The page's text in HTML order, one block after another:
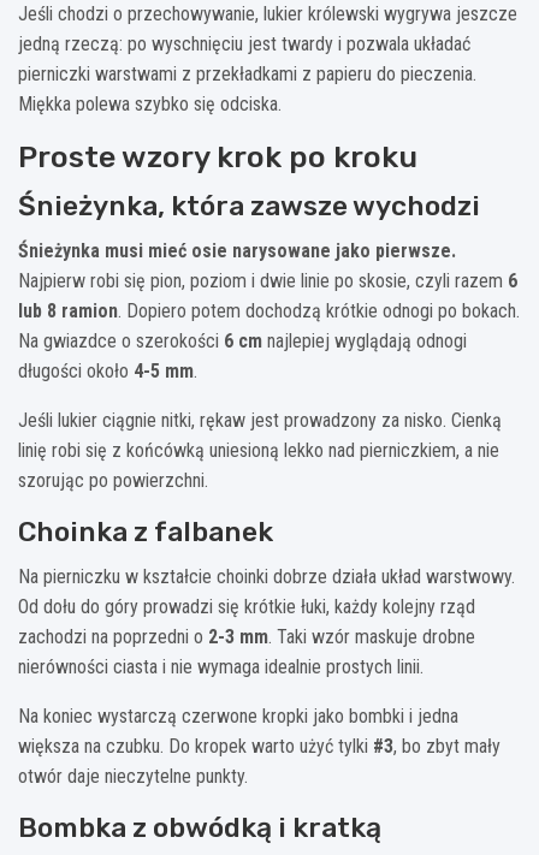
Jeśli chodzi o przechowywanie, lukier królewski wygrywa jeszcze
jedną rzeczą: po wyschnięciu jest twardy i pozwala układać
pierniczki warstwami z przekładkami z papieru do pieczenia.
Miękka polewa szybko się odciska.
Proste wzory krok po kroku
Śnieżynka, która zawsze wychodzi
Śnieżynka musi mieć osie narysowane jako pierwsze.
Najpierw robi się pion, poziom i dwie linie po skosie, czyli razem 6
lub 8 ramion. Dopiero potem dochodzą krótkie odnogi po bokach.
Na gwiazdce o szerokości 6 cm najlepiej wyglądają odnogi
długości około 4-5 mm.
Jeśli lukier ciągnie nitki, rękaw jest prowadzony za nisko. Cienką
linię robi się z końcówką uniesioną lekko nad pierniczkiem, a nie
szorując po powierzchni.
Choinka z falbanek
Na pierniczku w kształcie choinki dobrze działa układ warstwowy.
Od dołu do góry prowadzi się krótkie łuki, każdy kolejny rząd
zachodzi na poprzedni o 2-3 mm. Taki wzór maskuje drobne
nierówności ciasta i nie wymaga idealnie prostych linii.
Na koniec wystarczą czerwone kropki jako bombki i jedna
większa na czubku. Do kropek warto użyć tylki #3, bo zbyt mały
otwór daje nieczytelne punkty.
Bombka z obwódką i kratką